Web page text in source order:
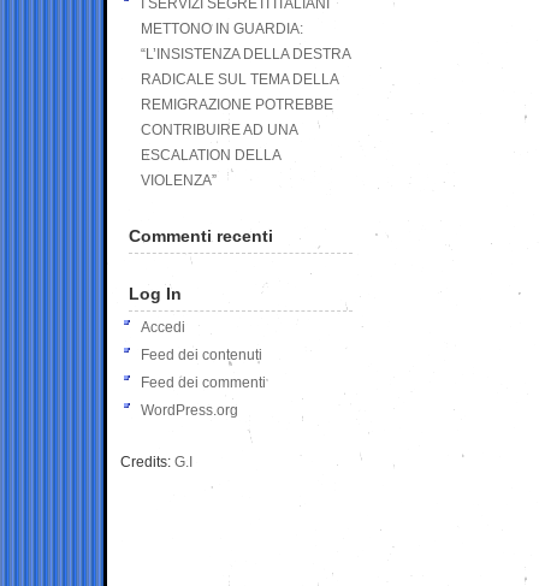
I SERVIZI SEGRETI ITALIANI
METTONO IN GUARDIA:
“L’INSISTENZA DELLA DESTRA
RADICALE SUL TEMA DELLA
REMIGRAZIONE POTREBBE
CONTRIBUIRE AD UNA
ESCALATION DELLA
VIOLENZA”
Commenti recenti
Log In
Accedi
Feed dei contenuti
Feed dei commenti
WordPress.org
Credits: G.I